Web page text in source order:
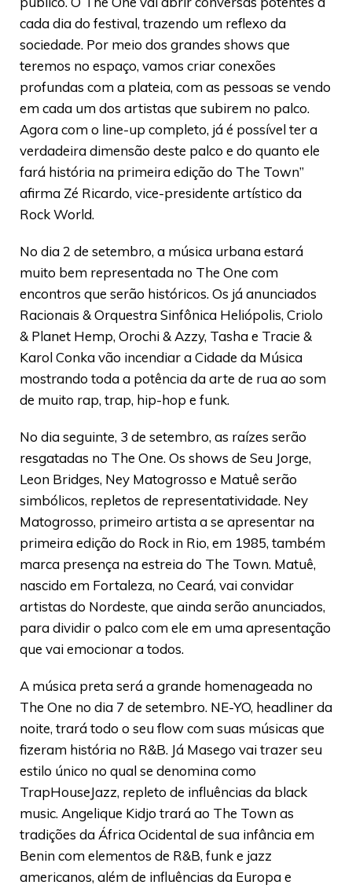
cada dia do festival, trazendo um reflexo da
sociedade. Por meio dos grandes shows que
teremos no espaço, vamos criar conexões
profundas com a plateia, com as pessoas se vendo
em cada um dos artistas que subirem no palco.
Agora com o line-up completo, já é possível ter a
verdadeira dimensão deste palco e do quanto ele
fará história na primeira edição do The Town”
afirma Zé Ricardo, vice-presidente artístico da
Rock World.
No dia 2 de setembro, a música urbana estará
muito bem representada no The One com
encontros que serão históricos. Os já anunciados
Racionais & Orquestra Sinfônica Heliópolis, Criolo
& Planet Hemp, Orochi & Azzy, Tasha e Tracie &
Karol Conka vão incendiar a Cidade da Música
mostrando toda a potência da arte de rua ao som
de muito rap, trap, hip-hop e funk.
No dia seguinte, 3 de setembro, as raízes serão
resgatadas no The One. Os shows de Seu Jorge,
Leon Bridges, Ney Matogrosso e Matuê serão
simbólicos, repletos de representatividade. Ney
Matogrosso, primeiro artista a se apresentar na
primeira edição do Rock in Rio, em 1985, também
marca presença na estreia do The Town. Matuê,
nascido em Fortaleza, no Ceará, vai convidar
artistas do Nordeste, que ainda serão anunciados,
para dividir o palco com ele em uma apresentação
que vai emocionar a todos.
A música preta será a grande homenageada no
The One no dia 7 de setembro. NE-YO, headliner da
noite, trará todo o seu flow com suas músicas que
fizeram história no R&B. Já Masego vai trazer seu
estilo único no qual se denomina como
TrapHouseJazz, repleto de influências da black
music. Angelique Kidjo trará ao The Town as
tradições da África Ocidental de sua infância em
Benin com elementos de R&B, funk e jazz
americanos, além de influências da Europa e